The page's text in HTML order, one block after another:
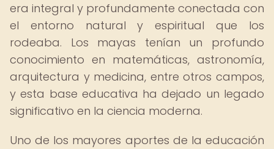
era integral y profundamente conectada con
el entorno natural y espiritual que los
rodeaba. Los mayas tenían un profundo
conocimiento en matemáticas, astronomía,
arquitectura y medicina, entre otros campos,
y esta base educativa ha dejado un legado
significativo en la ciencia moderna.
Uno de los mayores aportes de la educación